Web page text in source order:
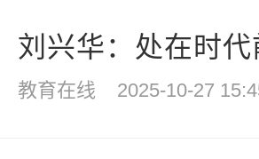
刘兴华：处在时
教育在线 2025-10-27